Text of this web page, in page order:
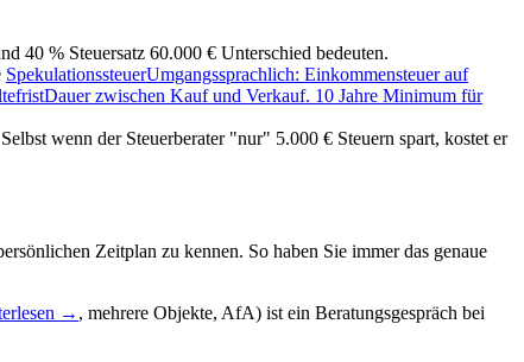
40 % Steuersatz 60.000 € Unterschied bedeuten.
SpekulationssteuerUmgangssprachlich: Einkommensteuer auf
Dauer zwischen Kauf und Verkauf. 10 Jahre Minimum für
wenn der Steuerberater "nur" 5.000 € Steuern spart, kostet er
Zeitplan zu kennen. So haben Sie immer das genaue
→ , mehrere Objekte, AfA) ist ein Beratungsgespräch bei